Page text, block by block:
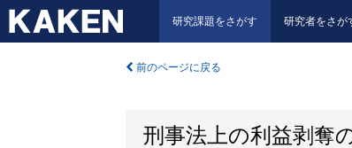
研究課題をさがす 研究者をさが
前のページに戻る
刑事法上の利益剥奪